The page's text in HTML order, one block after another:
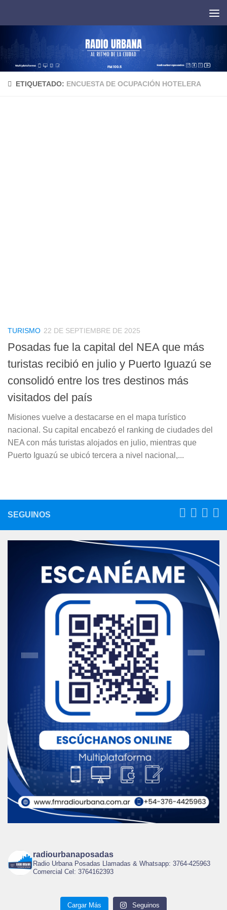
ETIQUETADO: ENCUESTA DE OCUPACIÓN HOTELERA
TURISMO 22 DE SEPTIEMBRE DE 2025
Posadas fue la capital del NEA que más
turistas recibió en julio y Puerto Iguazú se
consolidó entre los tres destinos más
visitados del país
Misiones vuelve a destacarse en el mapa turístico
nacional. Su capital encabezó el ranking de ciudades del
NEA con más turistas alojados en julio, mientras que
Puerto Iguazú se ubicó tercera a nivel nacional,...
SEGUINOS
radiourbanaposadas
Radio Urbana Posadas Llamadas & Whatsapp: 3764-425963
Comercial Cel: 3764162393
Cargar Más Seguinos